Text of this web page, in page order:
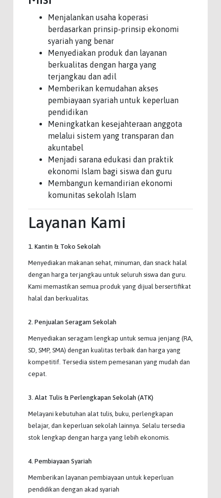
Menjalankan usaha koperasi
berdasarkan prinsip-prinsip ekonomi
syariah yang benar
Menyediakan produk dan layanan
berkualitas dengan harga yang
terjangkau dan adil
Memberikan kemudahan akses
pembiayaan syariah untuk keperluan
pendidikan
Meningkatkan kesejahteraan anggota
melalui sistem yang transparan dan
akuntabel
Menjadi sarana edukasi dan praktik
ekonomi Islam bagi siswa dan guru
Membangun kemandirian ekonomi
komunitas sekolah Islam
Layanan Kami
1. Kantin & Toko Sekolah
Menyediakan makanan sehat, minuman, dan snack halal
dengan harga terjangkau untuk seluruh siswa dan guru.
Kami memastikan semua produk yang dijual bersertifikat
halal dan berkualitas.
2. Penjualan Seragam Sekolah
Menyediakan seragam lengkap untuk semua jenjang (RA,
SD, SMP, SMA) dengan kualitas terbaik dan harga yang
kompetitif. Tersedia sistem pemesanan yang mudah dan
cepat.
3. Alat Tulis & Perlengkapan Sekolah (ATK)
Melayani kebutuhan alat tulis, buku, perlengkapan
belajar, dan keperluan sekolah lainnya. Selalu tersedia
stok lengkap dengan harga yang lebih ekonomis.
4. Pembiayaan Syariah
Memberikan layanan pembiayaan untuk keperluan
pendidikan dengan akad syariah